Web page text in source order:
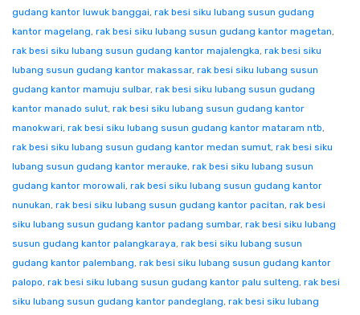
gudang kantor luwuk banggai, rak besi siku lubang susun gudang
kantor magelang, rak besi siku lubang susun gudang kantor magetan,
rak besi siku lubang susun gudang kantor majalengka, rak besi siku
lubang susun gudang kantor makassar, rak besi siku lubang susun
gudang kantor mamuju sulbar, rak besi siku lubang susun gudang
kantor manado sulut, rak besi siku lubang susun gudang kantor
manokwari, rak besi siku lubang susun gudang kantor mataram ntb,
rak besi siku lubang susun gudang kantor medan sumut, rak besi siku
lubang susun gudang kantor merauke, rak besi siku lubang susun
gudang kantor morowali, rak besi siku lubang susun gudang kantor
nunukan, rak besi siku lubang susun gudang kantor pacitan, rak besi
siku lubang susun gudang kantor padang sumbar, rak besi siku lubang
susun gudang kantor palangkaraya, rak besi siku lubang susun
gudang kantor palembang, rak besi siku lubang susun gudang kantor
palopo, rak besi siku lubang susun gudang kantor palu sulteng, rak besi
siku lubang susun gudang kantor pandeglang, rak besi siku lubang